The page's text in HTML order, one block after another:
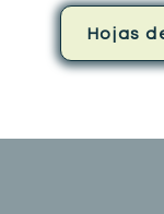
Hojas